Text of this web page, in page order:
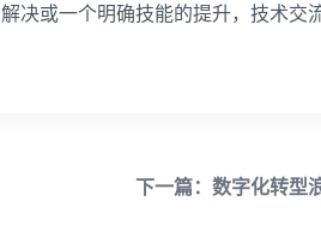
决或一个明确技能的提升，技术交
下一篇：数字化转型